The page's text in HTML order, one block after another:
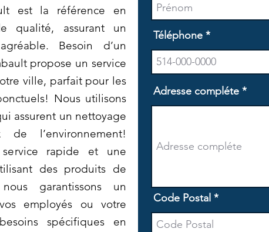
est la référence en
qualité, assurant un
Besoin d’un
propose un service
ville, parfait pour les
Nous utilisons
assurent un nettoyage
l’environnement!
service rapide et une
des produits de
garantissons un
employés ou votre
spécifiques en
Téléphone
Adresse compléte
Code Postal